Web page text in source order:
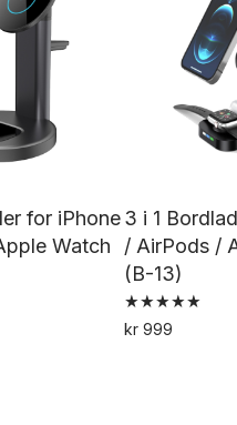
for iPhone
Watch
3 i 1
/ AirPods /
(B-13)
Vurdert
5.00
kr999